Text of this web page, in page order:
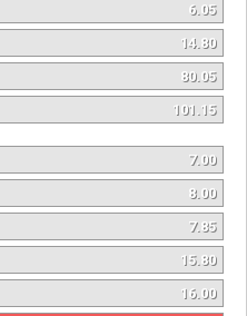
6.05
14.80
80.05
101.15
7.00
8.00
7.85
15.80
16.00